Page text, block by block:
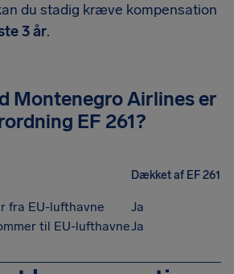
du stadig kræve kompensation
3 år.
Montenegro Airlines er
EF 261?
Dækket af EF 261
fra EU-lufthavne
Ja
til EU-lufthavneJa